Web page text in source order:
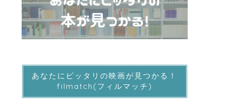
あなたにピッタリの映画が見つかる！
filmatch(フィルマッチ)